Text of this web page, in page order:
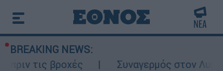
BREAKING NEWS:
βροχές
Συναγερμός στον Λυκαβηττό: